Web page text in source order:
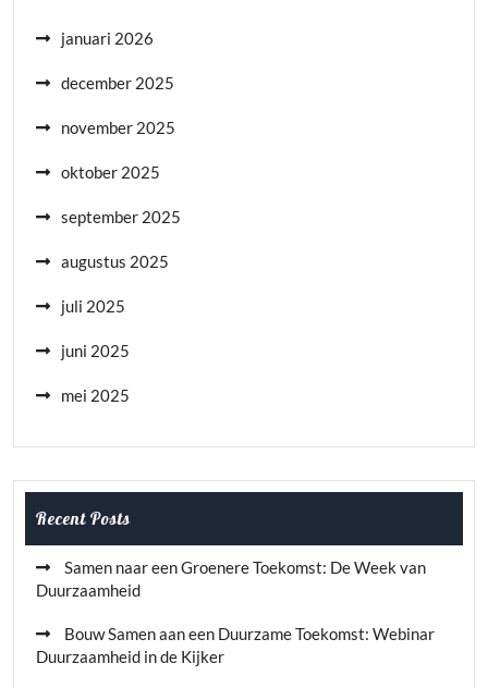
januari 2026
december 2025
november 2025
oktober 2025
september 2025
augustus 2025
juli 2025
juni 2025
mei 2025
Recent Posts
Samen naar een Groenere Toekomst: De Week van
Duurzaamheid
Bouw Samen aan een Duurzame Toekomst: Webinar
Duurzaamheid in de Kijker